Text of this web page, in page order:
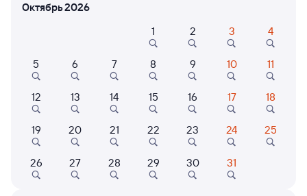
Дни следования
от 1 ⁠706 ⁠₽ 2 ⁠656 ⁠₽ 4 ⁠257 ⁠₽
Выберите дату
Найдём билет на поезд за вас
Даже если сейчас нет мест
Искать билеты
Октябрь 2026
1
2 3 4
5 6 7 8 9 10 11
12 13 14 15 16 17 18
19 20 21 22 23 24 25
26 27 28 29 30 31